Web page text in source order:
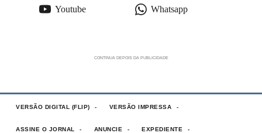
Youtube Whatsapp
VERSÃO DIGITAL (FLIP) VERSÃO IMPRESSA
ASSINE O JORNAL ANUNCIE EXPEDIENTE